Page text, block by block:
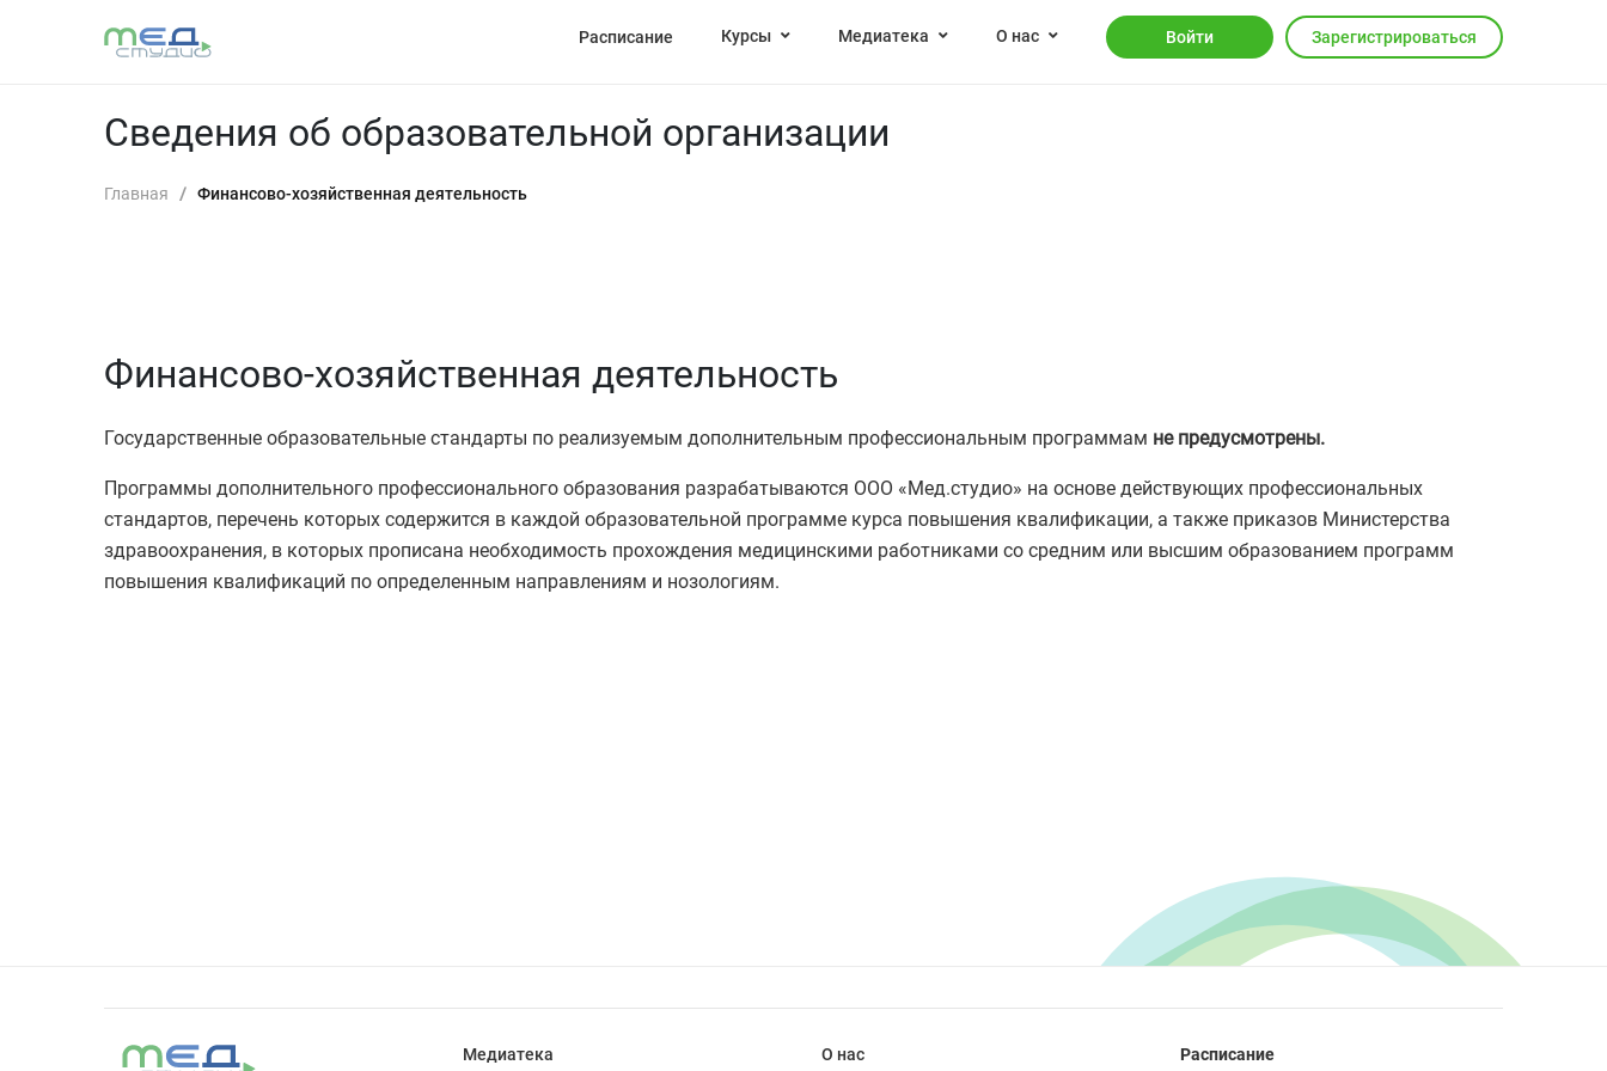
Расписание Курсы Медиатека О нас Войти Зарегистрироваться
Сведения об образовательной организации
Главная / Финансово-хозяйственная деятельность
Финансово-хозяйственная деятельность
Государственные образовательные стандарты по реализуемым дополнительным профессиональным программам не предусмотрены.
Программы дополнительного профессионального образования разрабатываются ООО «Мед.студио» на основе действующих профессиональных
стандартов, перечень которых содержится в каждой образовательной программе курса повышения квалификации, а также приказов Министерства
здравоохранения, в которых прописана необходимость прохождения медицинскими работниками со средним или высшим образованием программ
повышения квалификаций по определенным направлениям и нозологиям.
Медиатека О нас Расписание